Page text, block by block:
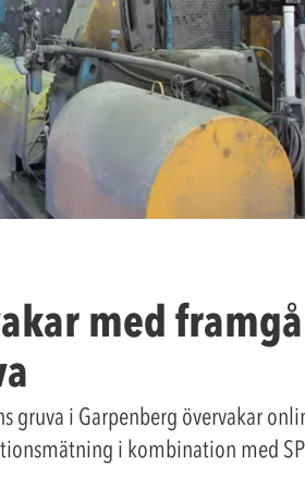
med
gruva i Garpenberg övervakar
i kombination med